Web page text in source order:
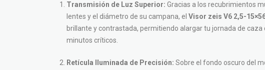
Transmisión de Luz Superior: Gracias a los recubrimientos
lentes y el diámetro de su campana, el Visor zeis V6 2,5-
brillante y contrastada, permitiendo alargar tu jornada de caza
minutos críticos.
Retícula Iluminada de Precisión: Sobre el fondo oscuro del